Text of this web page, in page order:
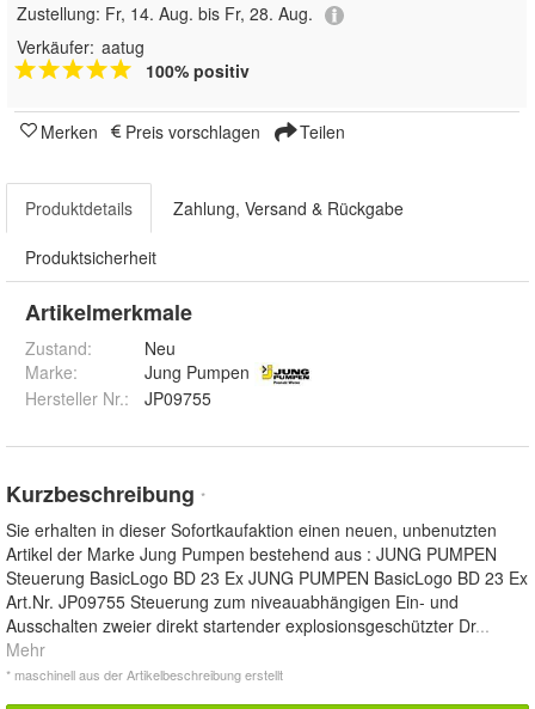
Zustellung: Fr, 14. Aug. bis Fr, 28. Aug.
Verkäufer: aatug
100% positiv
Merken Preis vorschlagen Teilen
Produktdetails Zahlung, Versand & Rückgabe
Produktsicherheit
Artikelmerkmale
Zustand:
Neu
Marke:
Jung Pumpen
Hersteller Nr.:
JP09755
Kurzbeschreibung *
Sie erhalten in dieser Sofortkaufaktion einen neuen, unbenutzten
Artikel der Marke Jung Pumpen bestehend aus : JUNG PUMPEN
Steuerung BasicLogo BD 23 Ex JUNG PUMPEN BasicLogo BD 23 Ex
Art.Nr. JP09755 Steuerung zum niveauabhängigen Ein- und
Ausschalten zweier direkt startender explosionsgeschützter Dr...
Mehr
* maschinell aus der Artikelbeschreibung erstellt